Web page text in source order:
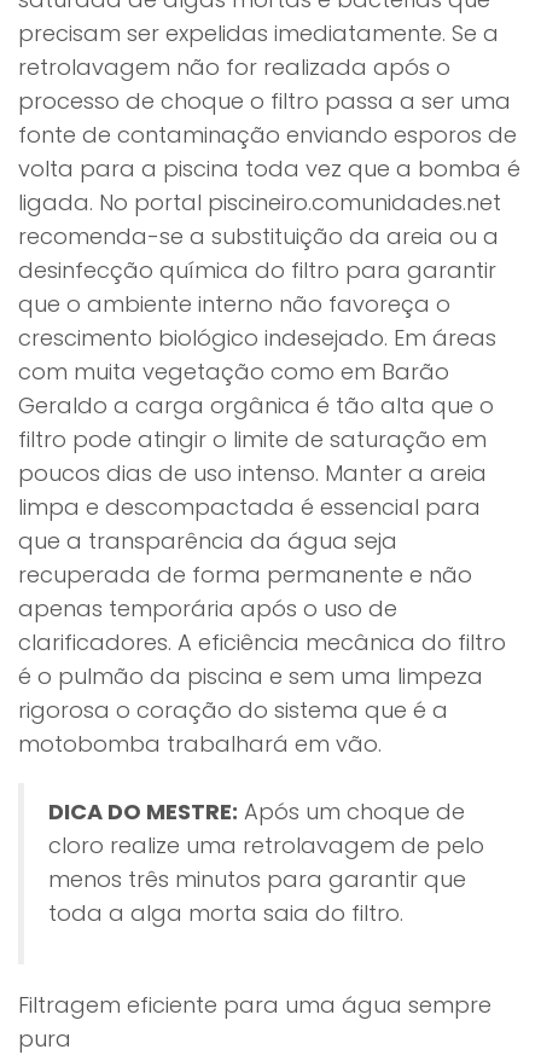
precisam ser expelidas imediatamente. Se a
retrolavagem não for realizada após o
processo de choque o filtro passa a ser uma
fonte de contaminação enviando esporos de
volta para a piscina toda vez que a bomba é
ligada. No portal piscineiro.comunidades.net
recomenda-se a substituição da areia ou a
desinfecção química do filtro para garantir
que o ambiente interno não favoreça o
crescimento biológico indesejado. Em áreas
com muita vegetação como em Barão
Geraldo a carga orgânica é tão alta que o
filtro pode atingir o limite de saturação em
poucos dias de uso intenso. Manter a areia
limpa e descompactada é essencial para
que a transparência da água seja
recuperada de forma permanente e não
apenas temporária após o uso de
clarificadores. A eficiência mecânica do filtro
é o pulmão da piscina e sem uma limpeza
rigorosa o coração do sistema que é a
motobomba trabalhará em vão.
DICA DO MESTRE: Após um choque de
cloro realize uma retrolavagem de pelo
menos três minutos para garantir que
toda a alga morta saia do filtro.
Filtragem eficiente para uma água sempre
pura